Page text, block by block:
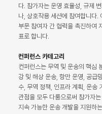
다. 참가자는 운영 효율성, 규제
나, 상호작용 세션에 참여합니다.
부문 참여자 간 협력을 촉진하여
표로 합니다.
컨퍼런스 카테고리
컨퍼런스는 무역 및 운송의 핵심
강 및 해상 운송, 항만 운영, 공급
수, 무역 정책, 인프라 계획, 운송
관점을 모두 다룸으로써 참가자
지속 가능한 운송 개발을 지원하